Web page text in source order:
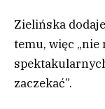
Zielińska
temu, więc „nie
zaczekać”.